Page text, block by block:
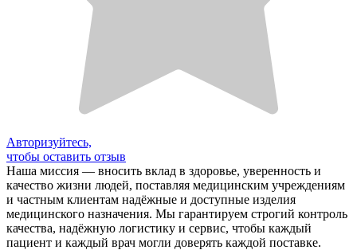
Авторизуйтесь,
чтобы оставить отзыв
Наша миссия — вносить вклад в здоровье, уверенность и
качество жизни людей, поставляя медицинским учреждениям
и частным клиентам надёжные и доступные изделия
медицинского назначения. Мы гарантируем строгий контроль
качества, надёжную логистику и сервис, чтобы каждый
пациент и каждый врач могли доверять каждой поставке.